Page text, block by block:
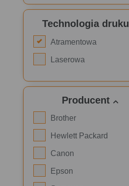
Technologia druku
Atramentowa
Laserowa
Producent
Brother
Hewlett Packard
Canon
Epson